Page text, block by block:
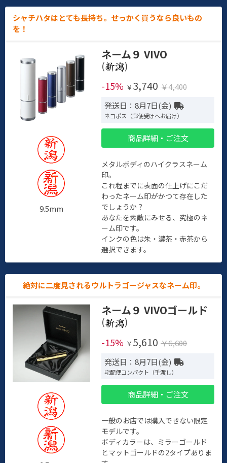
シャチハタはとても長持ち。せっかく買うなら良いもの
を！
9.5mm
ネーム９ VIVO
(
)
-15% ￥ 3,740 ￥4,400
発送日：8月7日(金)
ネコポス（郵便受けへお届け）
商品詳細・ご注文
メタルボディのハイクラスネーム
印。
これ程までに表面の仕上げにこだ
わったネーム印がかつて存在した
でしょうか？
あなたを素敵にみせる、究極のネ
ーム印です。
インクの色は朱・濃茶・赤茶から
選択できます。
絶対に二度見されるウルトラゴージャスなネーム印。
ネーム９ VIVOゴールド
(
)
-15% ￥ 5,610 ￥6,600
発送日：8月7日(金)
宅配便コンパクト（手渡し）
商品詳細・ご注文
一般のお店では購入できない限定
モデルです。
ボディカラーは、ミラーゴールド
とマットゴールドの2タイプありま